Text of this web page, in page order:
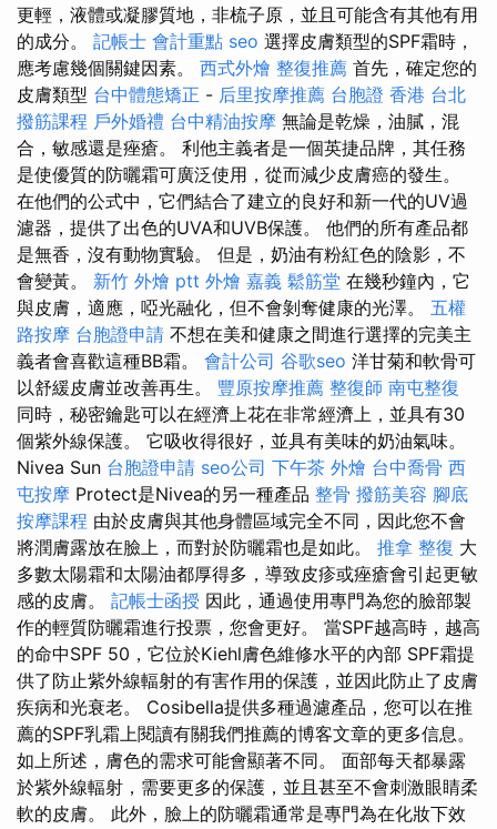
更輕，液體或凝膠質地，非梳子原，並且可能含有其他有用
的成分。 記帳士 會計重點 seo 選擇皮膚類型的SPF霜時，
應考慮幾個關鍵因素。 西式外燴 整復推薦 首先，確定您的
皮膚類型 台中體態矯正 - 后里按摩推薦 台胞證 香港 台北
撥筋課程 戶外婚禮 台中精油按摩 無論是乾燥，油膩，混
合，敏感還是痤瘡。 利他主義者是一個英捷品牌，其任務
是使優質的防曬霜可廣泛使用，從而減少皮膚癌的發生。
在他們的公式中，它們結合了建立的良好和新一代的UV過
濾器，提供了出色的UVA和UVB保護。 他們的所有產品都
是無香，沒有動物實驗。 但是，奶油有粉紅色的陰影，不
會變黃。 新竹 外燴 ptt 外燴 嘉義 鬆筋堂 在幾秒鐘內，它
與皮膚，適應，啞光融化，但不會剝奪健康的光澤。 五權
路按摩 台胞證申請 不想在美和健康之間進行選擇的完美主
義者會喜歡這種BB霜。 會計公司 谷歌seo 洋甘菊和軟骨可
以舒緩皮膚並改善再生。 豐原按摩推薦 整復師 南屯整復
同時，秘密鑰匙可以在經濟上花在非常經濟上，並具有30
個紫外線保護。 它吸收得很好，並具有美味的奶油氣味。
Nivea Sun 台胞證申請 seo公司 下午茶 外燴 台中喬骨 西
屯按摩 Protect是Nivea的另一種產品 整骨 撥筋美容 腳底
按摩課程 由於皮膚與其他身體區域完全不同，因此您不會
將潤膚露放在臉上，而對於防曬霜也是如此。 推拿 整復 大
多數太陽霜和太陽油都厚得多，導致皮疹或痤瘡會引起更敏
感的皮膚。 記帳士函授 因此，通過使用專門為您的臉部製
作的輕質防曬霜進行投票，您會更好。 當SPF越高時，越高
的命中SPF 50，它位於Kiehl膚色維修水平的內部 SPF霜提
供了防止紫外線輻射的有害作用的保護，並因此防止了皮膚
疾病和光衰老。 Cosibella提供多種過濾產品，您可以在推
薦的SPF乳霜上閱讀有關我們推薦的博客文章的更多信息。
如上所述，膚色的需求可能會顯著不同。 面部每天都暴露
於紫外線輻射，需要更多的保護，並且甚至不會刺激眼睛柔
軟的皮膚。 此外，臉上的防曬霜通常是專門為在化妝下效